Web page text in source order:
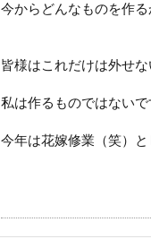
今からどんなものを作る
皆様はこれだけは外せ
私は作るものではない
今年は花嫁修業（笑）